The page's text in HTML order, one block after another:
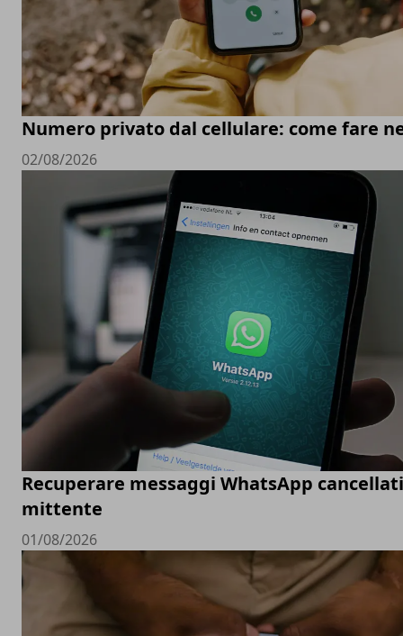
Numero privato dal cellulare: come fare
02/08/2026
Recuperare messaggi WhatsApp
mittente
01/08/2026